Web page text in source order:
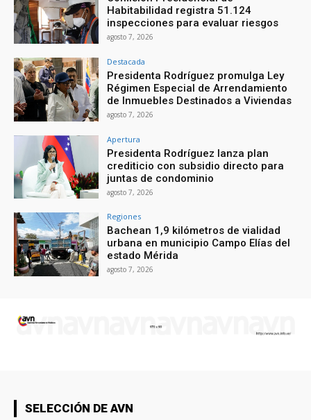
Habitabilidad registra 51.124
inspecciones para evaluar riesgos
agosto 7, 2026
Destacada
Presidenta Rodríguez promulga Ley
Régimen Especial de Arrendamiento
de Inmuebles Destinados a Viviendas
agosto 7, 2026
Apertura
Presidenta Rodríguez lanza plan
crediticio con subsidio directo para
juntas de condominio
agosto 7, 2026
Regiones
Bachean 1,9 kilómetros de vialidad
urbana en municipio Campo Elías del
estado Mérida
agosto 7, 2026
SELECCIÓN DE AVN